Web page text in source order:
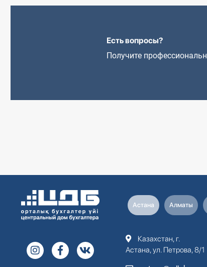
Есть вопросы?
Получите
Астана Алматы
Казахстан, г.
Астана, ул. Петрова, 8/1